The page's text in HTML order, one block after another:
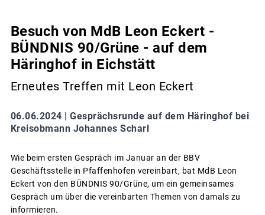
Besuch von MdB Leon Eckert -
BÜNDNIS 90/Grüne - auf dem
Häringhof in Eichstätt
Erneutes Treffen mit Leon Eckert
06.06.2024 | Gesprächsrunde auf dem Häringhof bei
Kreisobmann Johannes Scharl
Wie beim ersten Gespräch im Januar an der BBV
Geschäftsstelle in Pfaffenhofen vereinbart, bat MdB Leon
Eckert von den BÜNDNIS 90/Grüne, um ein gemeinsames
Gespräch um über die vereinbarten Themen von damals zu
informieren.